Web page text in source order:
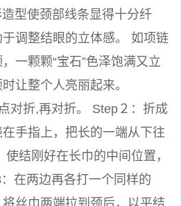
型使颈部线条显得十分纤
调整结眼的立体感。 如项链
一颗颗“宝石”色泽饱满又立
让整个人亮丽起来。
对折,再对折。 Step２：折成
手指上，把长的一端从下往
结刚好在长巾的中间位置，
在两边再各打一个同样的